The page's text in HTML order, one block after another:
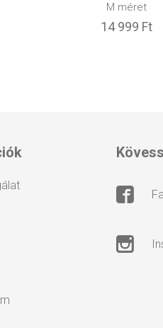
M méret
14 999 Ft